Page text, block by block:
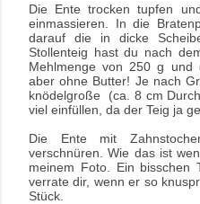
Die Ente trocken tupfen
einmassieren. In die
darauf die in dicke
Stollenteig hast du nach
Mehlmenge von 250 g und
aber ohne Butter! Je nach
knödelgroße (ca. 8 cm
viel einfüllen, da der Teig ja
Die Ente mit
verschnüren. Wie das ist
meinem Foto. Ein bisschen
verrate dir, wenn er so
Stück.